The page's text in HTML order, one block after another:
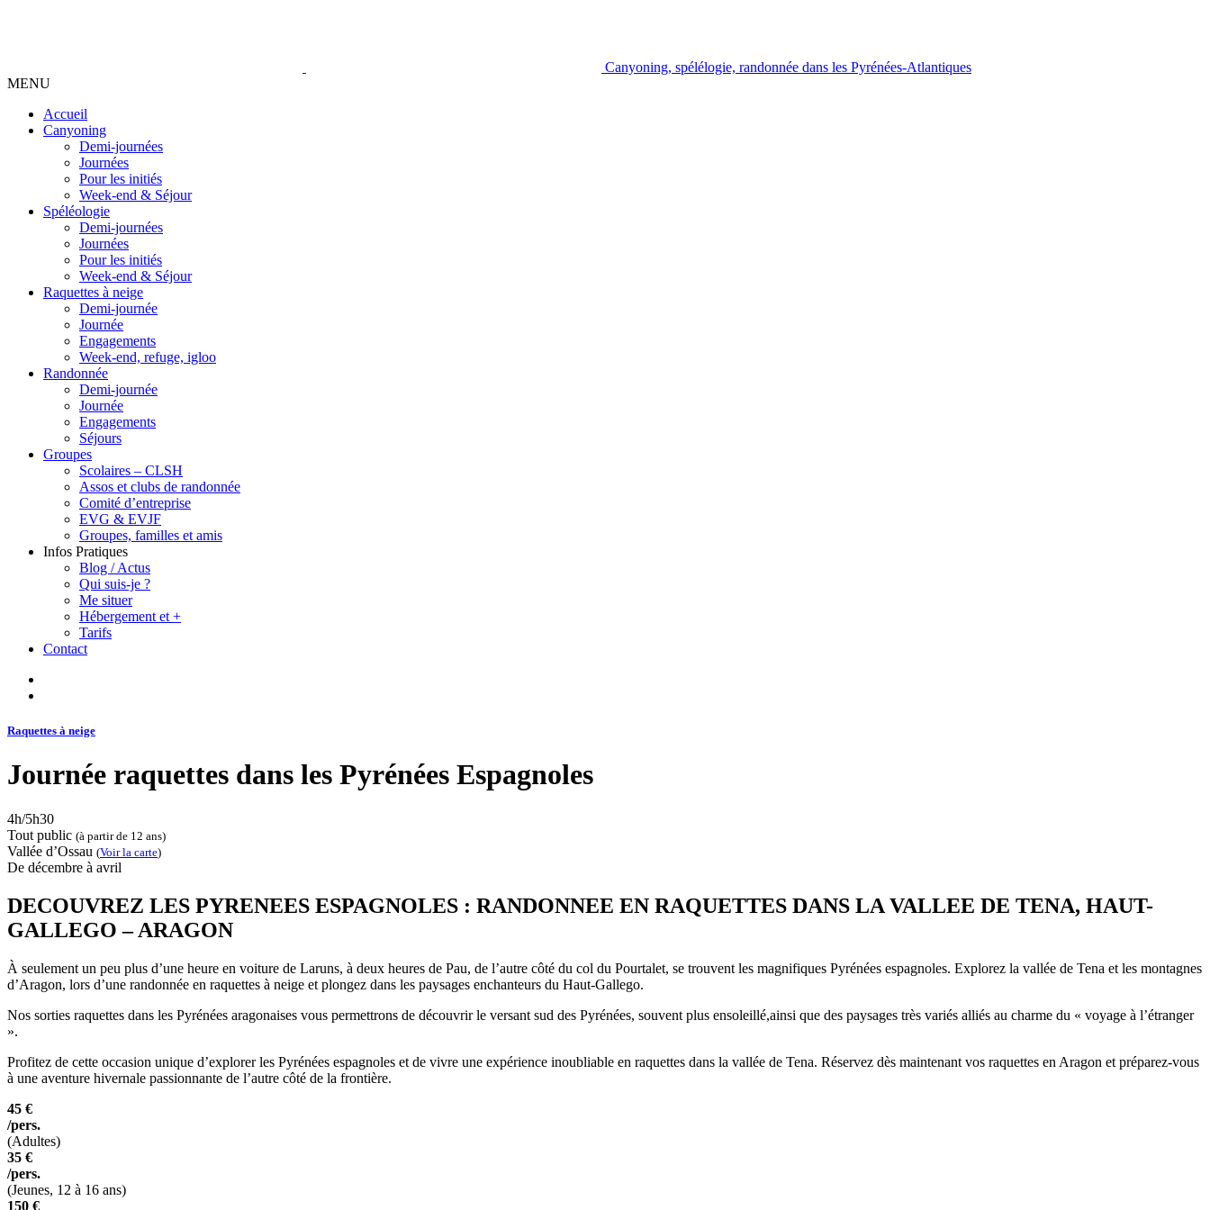
Canyoning, spélélogie, randonnée dans les Pyrénées-Atlantiques
MENU
Accueil
Canyoning
Demi-journées
Journées
Pour les initiés
Week-end & Séjour
Spéléologie
Demi-journées
Journées
Pour les initiés
Week-end & Séjour
Raquettes à neige
Demi-journée
Journée
Engagements
Week-end, refuge, igloo
Randonnée
Demi-journée
Journée
Engagements
Séjours
Groupes
Scolaires – CLSH
Assos et clubs de randonnée
Comité d’entreprise
EVG & EVJF
Groupes, familles et amis
Infos Pratiques
Blog / Actus
Qui suis-je ?
Me situer
Hébergement et +
Tarifs
Contact
Raquettes à neige
Journée raquettes dans les Pyrénées Espagnoles
4h/5h30
Tout public (à partir de 12 ans)
Vallée d’Ossau (Voir la carte)
De décembre à avril
DECOUVREZ LES PYRENEES ESPAGNOLES : RANDONNEE EN RAQUETTES DANS LA VALLEE DE TENA, HAUT-
GALLEGO – ARAGON
À seulement un peu plus d’une heure en voiture de Laruns, à deux heures de Pau, de l’autre côté du col du Pourtalet, se trouvent les magnifiques Pyrénées espagnoles. Explorez la vallée de Tena et les montagnes
d’Aragon, lors d’une randonnée en raquettes à neige et plongez dans les paysages enchanteurs du Haut-Gallego.
Nos sorties raquettes dans les Pyrénées aragonaises vous permettrons de découvrir le versant sud des Pyrénées, souvent plus ensoleillé,ainsi que des paysages très variés alliés au charme du « voyage à l’étranger
».
Profitez de cette occasion unique d’explorer les Pyrénées espagnoles et de vivre une expérience inoubliable en raquettes dans la vallée de Tena. Réservez dès maintenant vos raquettes en Aragon et préparez-vous
à une aventure hivernale passionnante de l’autre côté de la frontière.
45 €
/pers.
(Adultes)
35 €
/pers.
(Jeunes, 12 à 16 ans)
150 €